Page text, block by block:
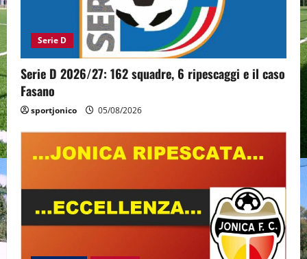
Serie D
Serie D 2026/27: 162 squadre, 6 ripescaggi e il caso
Fasano
sportjonico 05/08/2026